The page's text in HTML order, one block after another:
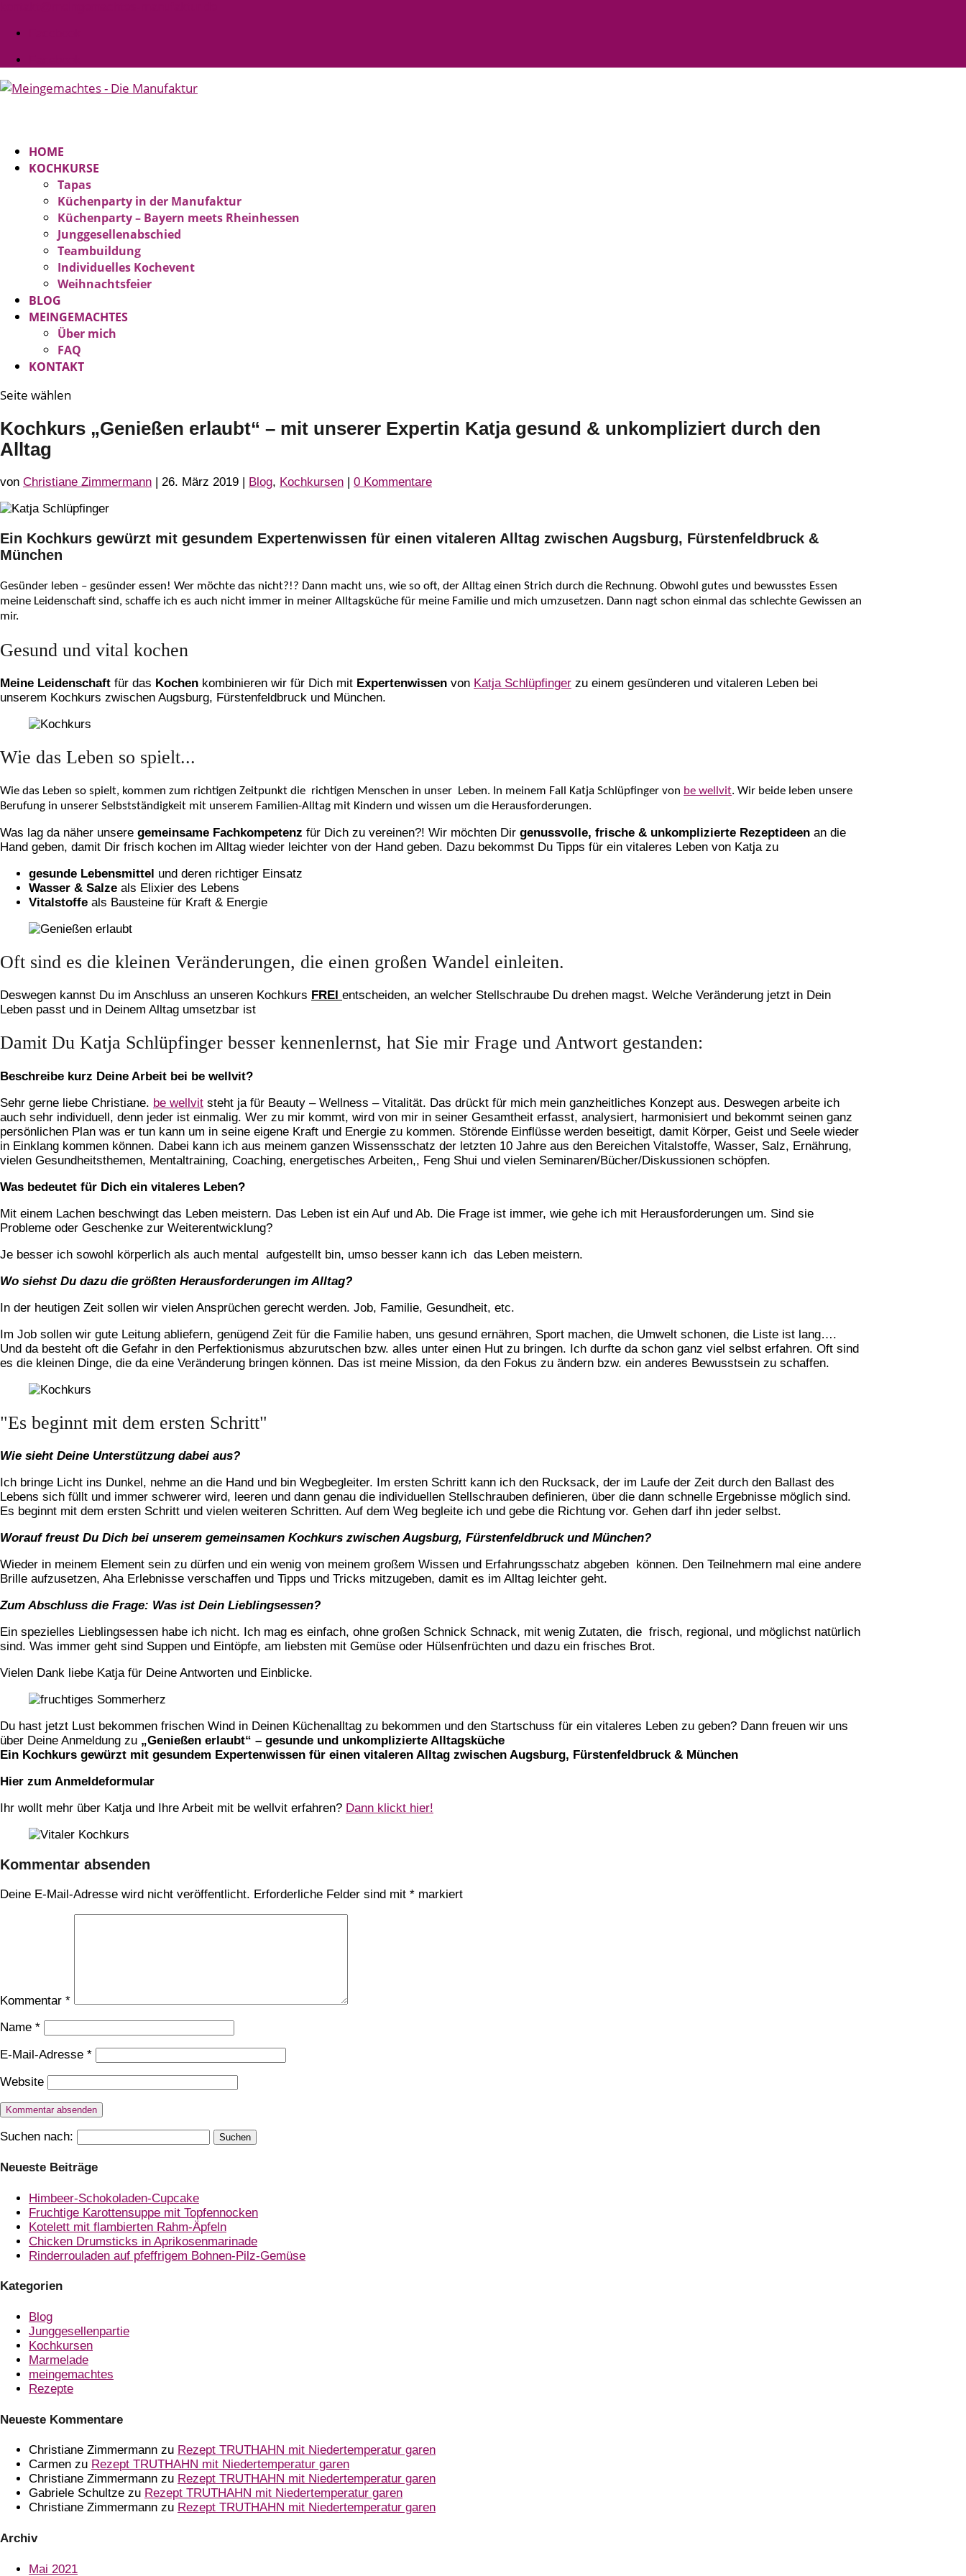
HOME
KOCHKURSE
Tapas
Küchenparty in der Manufaktur
Küchenparty – Bayern meets Rheinhessen
Junggesellenabschied
Teambuildung
Individuelles Kochevent
Weihnachtsfeier
BLOG
MEINGEMACHTES
Über mich
FAQ
KONTAKT
Seite wählen
Kochkurs „Genießen erlaubt“ – mit unserer Expertin Katja gesund & unkompliziert durch den
Alltag
von Christiane Zimmermann 26. März 2019 Blog, Kochkursen 0 Kommentare
Ein Kochkurs gewürzt mit gesundem Expertenwissen für einen vitaleren Alltag zwischen Augsburg, Fürstenfeldbruck &
München
Gesünder leben – gesünder essen! Wer möchte das nicht?!? Dann macht uns, wie so oft, der Alltag einen Strich durch die Rechnung. Obwohl gutes und bewusstes Essen
meine Leidenschaft sind, schaffe ich es auch nicht immer in meiner Alltagsküche für meine Familie und mich umzusetzen. Dann nagt schon einmal das schlechte Gewissen an
mir.
Gesund und vital kochen
Meine Leidenschaft für das Kochen kombinieren wir für Dich mit Expertenwissen von Katja Schlüpfinger zu einem gesünderen und vitaleren Leben bei
unserem Kochkurs zwischen Augsburg, Fürstenfeldbruck und München.
Wie das Leben so spielt...
Wie das Leben so spielt, kommen zum richtigen Zeitpunkt die richtigen Menschen in unser Leben. In meinem Fall Katja Schlüpfinger von be wellvit. Wir beide leben unsere
Berufung in unserer Selbstständigkeit mit unserem Familien-Alltag mit Kindern und wissen um die Herausforderungen.
Was lag da näher unsere gemeinsame Fachkompetenz für Dich zu vereinen?! Wir möchten Dir genussvolle, frische & unkomplizierte Rezeptideen an die
Hand geben, damit Dir frisch kochen im Alltag wieder leichter von der Hand geben. Dazu bekommst Du Tipps für ein vitaleres Leben von Katja zu
gesunde Lebensmittel und deren richtiger Einsatz
Wasser & Salze als Elixier des Lebens
Vitalstoffe als Bausteine für Kraft & Energie
Oft sind es die kleinen Veränderungen, die einen großen Wandel einleiten.
Deswegen kannst Du im Anschluss an unseren Kochkurs FREI entscheiden, an welcher Stellschraube Du drehen magst. Welche Veränderung jetzt in Dein
Leben passt und in Deinem Alltag umsetzbar ist
Damit Du Katja Schlüpfinger besser kennenlernst, hat Sie mir Frage und Antwort gestanden:
Beschreibe kurz Deine Arbeit bei be wellvit?
Sehr gerne liebe Christiane. be wellvit steht ja für Beauty – Wellness – Vitalität. Das drückt für mich mein ganzheitliches Konzept aus. Deswegen arbeite ich
auch sehr individuell, denn jeder ist einmalig. Wer zu mir kommt, wird von mir in seiner Gesamtheit erfasst, analysiert, harmonisiert und bekommt seinen ganz
persönlichen Plan was er tun kann um in seine eigene Kraft und Energie zu kommen. Störende Einflüsse werden beseitigt, damit Körper, Geist und Seele wieder
in Einklang kommen können. Dabei kann ich aus meinem ganzen Wissensschatz der letzten 10 Jahre aus den Bereichen Vitalstoffe, Wasser, Salz, Ernährung,
vielen Gesundheitsthemen, Mentaltraining, Coaching, energetisches Arbeiten,, Feng Shui und vielen Seminaren/Bücher/Diskussionen schöpfen.
Was bedeutet für Dich ein vitaleres Leben?
Mit einem Lachen beschwingt das Leben meistern. Das Leben ist ein Auf und Ab. Die Frage ist immer, wie gehe ich mit Herausforderungen um. Sind sie
Probleme oder Geschenke zur Weiterentwicklung?
Je besser ich sowohl körperlich als auch mental aufgestellt bin, umso besser kann ich das Leben meistern.
Wo siehst Du dazu die größten Herausforderungen im Alltag?
In der heutigen Zeit sollen wir vielen Ansprüchen gerecht werden. Job, Familie, Gesundheit, etc.
Im Job sollen wir gute Leitung abliefern, genügend Zeit für die Familie haben, uns gesund ernähren, Sport machen, die Umwelt schonen, die Liste ist lang….
Und da besteht oft die Gefahr in den Perfektionismus abzurutschen bzw. alles unter einen Hut zu bringen. Ich durfte da schon ganz viel selbst erfahren. Oft sind
es die kleinen Dinge, die da eine Veränderung bringen können. Das ist meine Mission, da den Fokus zu ändern bzw. ein anderes Bewusstsein zu schaffen.
"Es beginnt mit dem ersten Schritt"
Wie sieht Deine Unterstützung dabei aus?
Ich bringe Licht ins Dunkel, nehme an die Hand und bin Wegbegleiter. Im ersten Schritt kann ich den Rucksack, der im Laufe der Zeit durch den Ballast des
Lebens sich füllt und immer schwerer wird, leeren und dann genau die individuellen Stellschrauben definieren, über die dann schnelle Ergebnisse möglich sind.
Es beginnt mit dem ersten Schritt und vielen weiteren Schritten. Auf dem Weg begleite ich und gebe die Richtung vor. Gehen darf ihn jeder selbst.
Worauf freust Du Dich bei unserem gemeinsamen Kochkurs zwischen Augsburg, Fürstenfeldbruck und München?
Wieder in meinem Element sein zu dürfen und ein wenig von meinem großem Wissen und Erfahrungsschatz abgeben können. Den Teilnehmern mal eine andere
Brille aufzusetzen, Aha Erlebnisse verschaffen und Tipps und Tricks mitzugeben, damit es im Alltag leichter geht.
Zum Abschluss die Frage: Was ist Dein Lieblingsessen?
Ein spezielles Lieblingsessen habe ich nicht. Ich mag es einfach, ohne großen Schnick Schnack, mit wenig Zutaten, die frisch, regional, und möglichst natürlich
sind. Was immer geht sind Suppen und Eintöpfe, am liebsten mit Gemüse oder Hülsenfrüchten und dazu ein frisches Brot.
Vielen Dank liebe Katja für Deine Antworten und Einblicke.
Du hast jetzt Lust bekommen frischen Wind in Deinen Küchenalltag zu bekommen und den Startschuss für ein vitaleres Leben zu geben? Dann freuen wir uns
über Deine Anmeldung zu „Genießen erlaubt“ – gesunde und unkomplizierte Alltagsküche
Ein Kochkurs gewürzt mit gesundem Expertenwissen für einen vitaleren Alltag zwischen Augsburg, Fürstenfeldbruck & München
Hier zum Anmeldeformular
Ihr wollt mehr über Katja und Ihre Arbeit mit be wellvit erfahren? Dann klickt hier!
Kommentar absenden
Deine E-Mail-Adresse wird nicht veröffentlicht. Erforderliche Felder sind mit * markiert
Kommentar *
Name *
E-Mail-Adresse *
Website
Suchen nach:
Neueste Beiträge
Himbeer-Schokoladen-Cupcake
Fruchtige Karottensuppe mit Topfennocken
Kotelett mit flambierten Rahm-Äpfeln
Chicken Drumsticks in Aprikosenmarinade
Rinderrouladen auf pfeffrigem Bohnen-Pilz-Gemüse
Kategorien
Blog
Junggesellenpartie
Kochkursen
Marmelade
meingemachtes
Rezepte
Neueste Kommentare
Christiane Zimmermann zu Rezept TRUTHAHN mit Niedertemperatur garen
Carmen zu Rezept TRUTHAHN mit Niedertemperatur garen
Christiane Zimmermann zu Rezept TRUTHAHN mit Niedertemperatur garen
Gabriele Schultze zu Rezept TRUTHAHN mit Niedertemperatur garen
Christiane Zimmermann zu Rezept TRUTHAHN mit Niedertemperatur garen
Archiv
Mai 2021